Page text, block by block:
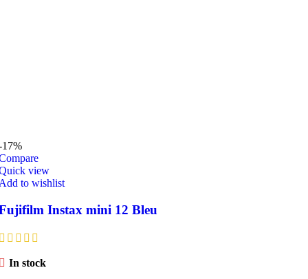
17%
view
to wishlist
Instax mini 12 Bleu
In stock